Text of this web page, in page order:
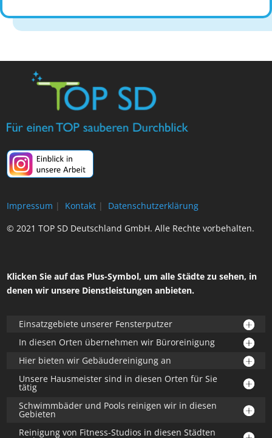
Impressum | Kontakt |
Datenschutzerklärung
© 2021 TOP SD Deutschland GmbH. Alle Rechte vorbehalten.
Klicken Sie auf das Plus-Symbol, um alle Städte zu sehen, in
denen wir unsere Dienstleistungen anbieten.
Einsatzgebiete unserer Fensterputzer
In diesen Orten übernehmen wir Büroreinigung
Hier bieten wir Gebäudereinigung an
Unsere Hausmeister sind in diesen Orten für Sie
tätig
Schwimmbäder und Pools reinigen wir in diesen
Gebieten
Reinigung von Fitness-Studios in diesen Städten